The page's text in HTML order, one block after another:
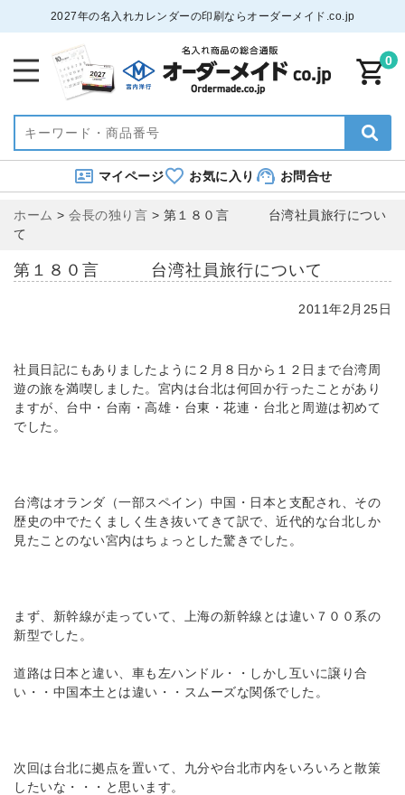
2027年の名入れカレンダーの印刷ならオーダーメイド.co.jp
0
マイページ お気に入り お問合せ
ホーム > 会長の独り言 > 第１８０言 台湾社員旅行につい
て
第１８０言 台湾社員旅行について
2011年2月25日
社員日記にもありましたように２月８日から１２日まで台湾周
遊の旅を満喫しました。宮内は台北は何回か行ったことがあり
ますが、台中・台南・高雄・台東・花連・台北と周遊は初めて
でした。
台湾はオランダ（一部スペイン）中国・日本と支配され、その
歴史の中でたくましく生き抜いてきて訳で、近代的な台北しか
見たことのない宮内はちょっとした驚きでした。
まず、新幹線が走っていて、上海の新幹線とは違い７００系の
新型でした。
道路は日本と違い、車も左ハンドル・・しかし互いに譲り合
い・・中国本土とは違い・・スムーズな関係でした。
次回は台北に拠点を置いて、九分や台北市内をいろいろと散策
したいな・・・と思います。